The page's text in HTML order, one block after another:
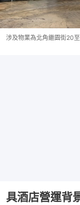
涉及物業為北角繼園街20
具酒店營運背